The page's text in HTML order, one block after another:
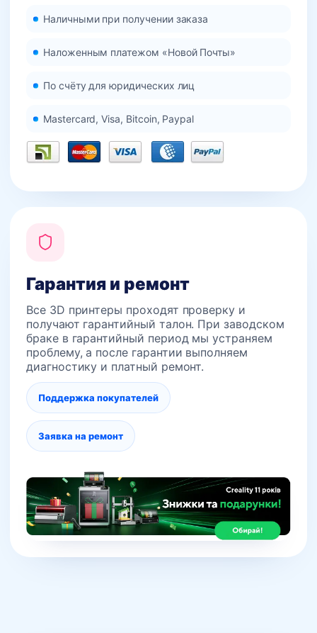
Наличными при получении заказа
Наложенным платежом «Новой Почты»
По счёту для юридических лиц
Mastercard, Visa, Bitcoin, Paypal
Гарантия и ремонт
Все 3D принтеры проходят проверку и
получают гарантийный талон. При заводском
браке в гарантийный период мы устраняем
проблему, а после гарантии выполняем
диагностику и платный ремонт.
Поддержка покупателей
Заявка на ремонт